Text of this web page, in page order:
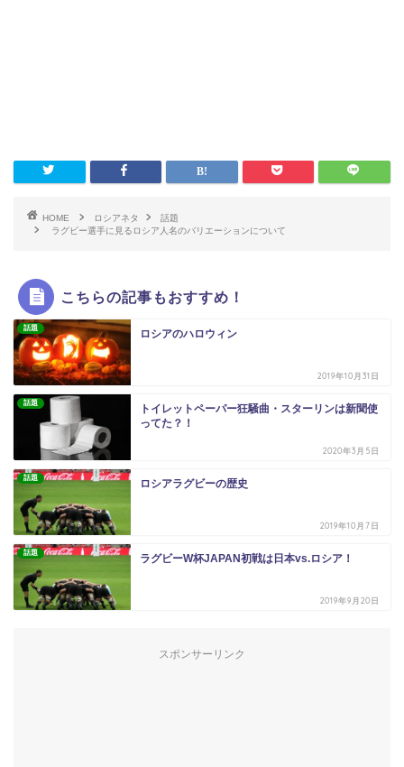
HOME ロシアネタ
話題
ラグビー選手に見るロシア人名のバリエーションについて
こちらの記事もおすすめ！
話題 ロシアのハロウィン
2019年10月31日
話題
トイレットペーパー狂騒曲・スターリンは新聞使
ってた？！
2020年3月5日
話題 ロシアラグビーの歴史
2019年10月7日
話題 ラグビーW杯JAPAN初戦は日本vs.ロシア！
2019年9月20日
スポンサーリンク